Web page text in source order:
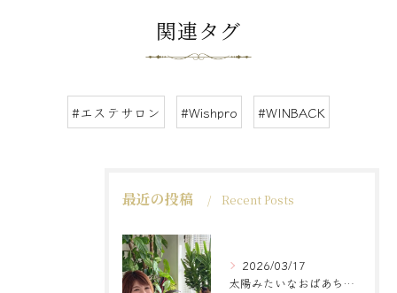
関連タグ
#エステサロン #Wishpro #WINBACK
最近の投稿 Recent Posts
2026/03/17
太陽みたいなおばあちゃんに